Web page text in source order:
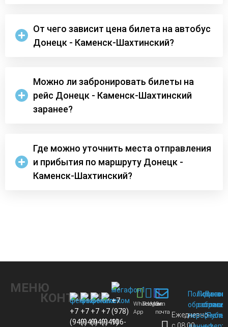
От чего зависит цена билета на автобус
Донецк - Каменск-Шахтинский?
Можно ли забронировать билеты на
рейс Донецк - Каменск-Шахтинский
заранее?
Где можно уточнить места отправления
и прибытия по маршруту Донецк -
Каменск-Шахтинский?
МЕНЮ
КОНТАКТЫ
+7
(949)
+7
(949)
+7
(949)
+7
(949)
+7
(978)
106-
Whats
App
Telegram
MaxЭл.
почта Ежедневно
Политика
обработки